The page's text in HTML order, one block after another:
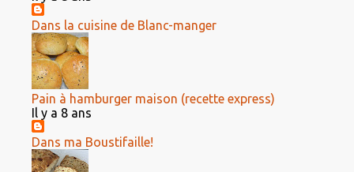
Dans la cuisine de Blanc-manger
Pain à hamburger maison (recette express)
Il y a 8 ans
Dans ma Boustifaille!